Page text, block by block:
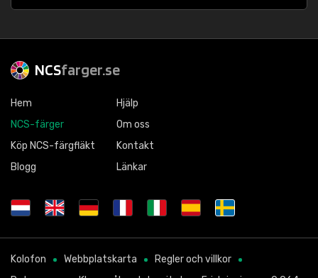
NCSfarger.se
Hem
NCS-färger
Köp NCS-färgfläkt
Blogg
Hjälp
Om oss
Kontakt
Länkar
Kolofon Webbplatskarta
Regler och villkor